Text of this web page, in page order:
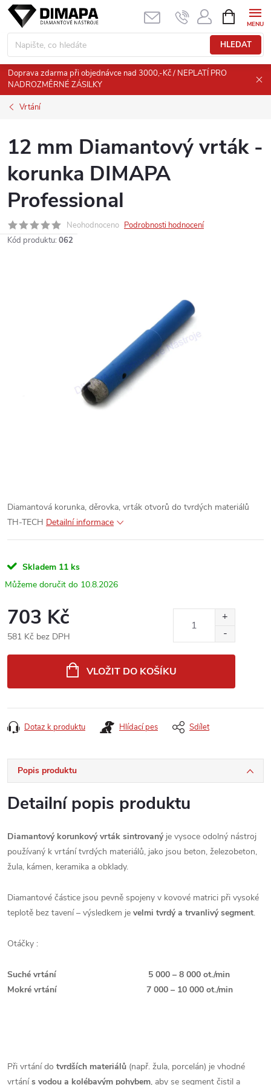
Přejít
obsah
HLEDAT
NÁKUPNÍ
KOŠÍK
Doprava zdarma při objednávce nad 3000,-Kč / NEPLATÍ PRO
NADROZMĚRNÉ ZÁSILKY
Vrtání
12 mm Diamantový vrták -
korunka DIMAPA
Professional
Neohodnoceno Podrobnosti hodnocení
Kód produktu: 062
Diamantová korunka, děrovka, vrták otvorů do tvrdých materiálů
TH-TECH Detailní informace
Skladem 11 ks
10.8.2026
703 Kč
581 Kč bez DPH
VLOŽIT DO KOŠÍKU
Dotaz k produktu Hlídací pes Sdílet
Popis produktu
Detailní popis produktu
Diamantový korunkový vrták sintrovanýje vysoce odolný nástroj
používaný k vrtání tvrdých materiálů, jako jsou beton, železobeton,
žula, kámen, keramika a obklady.
Diamantové částice jsou pevně spojeny v kovové matrici při vysoké
teplotě bez tavení – výsledkem je velmi tvrdý a trvanlivý segment.
Otáčky :
Suché vrtání
5 000 – 8 000 ot./min
Mokré vrtání
7 000 – 10 000 ot./min
Při vrtání do tvrdších materiálů (např. žula, porcelán) je vhodné
vrtánís vodou a kolébavým pohybem, aby se segment čistil a